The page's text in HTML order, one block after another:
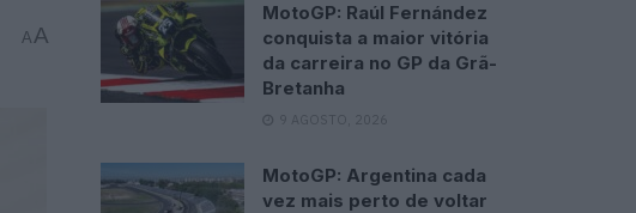
AA
MotoGP: Raúl Fernández
conquista a maior vitória
da carreira no GP da Grã-
Bretanha
9 AGOSTO, 2026
MotoGP: Argentina cada
vez mais perto de voltar